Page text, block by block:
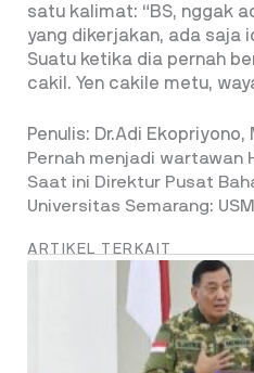
satu kalimat: “BS, nggak
yang dikerjakan, ada saja
Suatu ketika dia pernah
cakil. Yen cakile metu,
Penulis: Dr.Adi Ekopriyono,
Pernah menjadi wartawan
Saat ini Direktur Pusat
Universitas Semarang: USM
ARTIKEL TERKAIT